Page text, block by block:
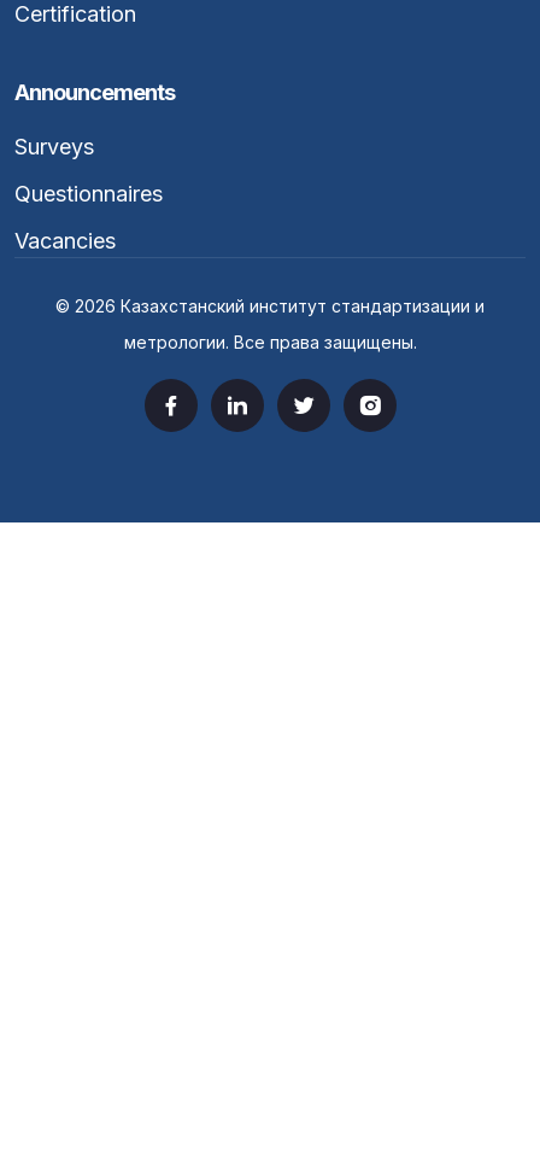
Certification
Announcements
Surveys
Questionnaires
Vacancies
© 2026 Казахстанский институт стандартизации и
метрологии. Все права защищены.